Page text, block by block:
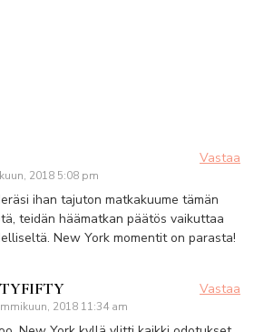
2018 5:08 pm
Vastaa
ihan tajuton matkakuume tämän
teidän häämatkan päätös vaikuttaa
New York momentit on parasta!
2018 11:34 am
Vastaa